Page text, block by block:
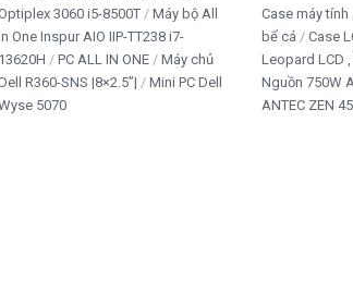
3060 i5-8500T
Máy bộ All
One Inspur AIO IIP-TT238 i7-
13620H
PC ALL IN ONE
Máy chủ
R360-SNS |8×2.5”|
Mini PC Dell
5070
Case máy tính
bể cá
Case
Leopard LCD
Nguồn 750W
ANTEC ZEN